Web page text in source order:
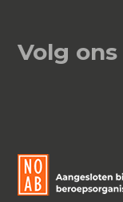
Volg ons